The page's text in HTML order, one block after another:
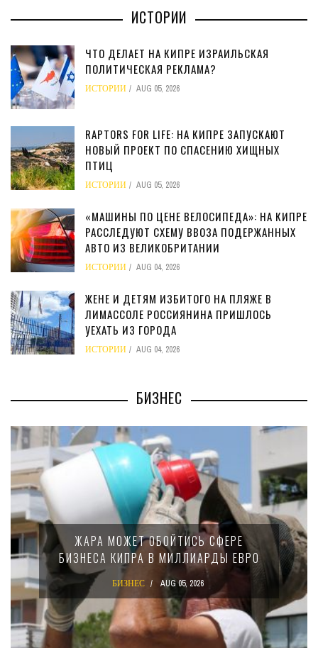
ИСТОРИИ
ЧТО ДЕЛАЕТ НА КИПРЕ ИЗРАИЛЬСКАЯ
ПОЛИТИЧЕСКАЯ РЕКЛАМА?
ИСТОРИИ AUG 05, 2026
RAPTORS FOR LIFE: НА КИПРЕ ЗАПУСКАЮТ
НОВЫЙ ПРОЕКТ ПО СПАСЕНИЮ ХИЩНЫХ
ПТИЦ
ИСТОРИИ AUG 05, 2026
«МАШИНЫ ПО ЦЕНЕ ВЕЛОСИПЕДА»: НА КИПРЕ
РАССЛЕДУЮТ СХЕМУ ВВОЗА ПОДЕРЖАННЫХ
АВТО ИЗ ВЕЛИКОБРИТАНИИ
ИСТОРИИ AUG 04, 2026
ЖЕНЕ И ДЕТЯМ ИЗБИТОГО НА ПЛЯЖЕ В
ЛИМАССОЛЕ РОССИЯНИНА ПРИШЛОСЬ
УЕХАТЬ ИЗ ГОРОДА
ИСТОРИИ AUG 04, 2026
БИЗНЕС
ЖАРА МОЖЕТ ОБОЙТИСЬ СФЕРЕ
БИЗНЕСА КИПРА В МИЛЛИАРДЫ ЕВРО
БИЗНЕС AUG 05, 2026